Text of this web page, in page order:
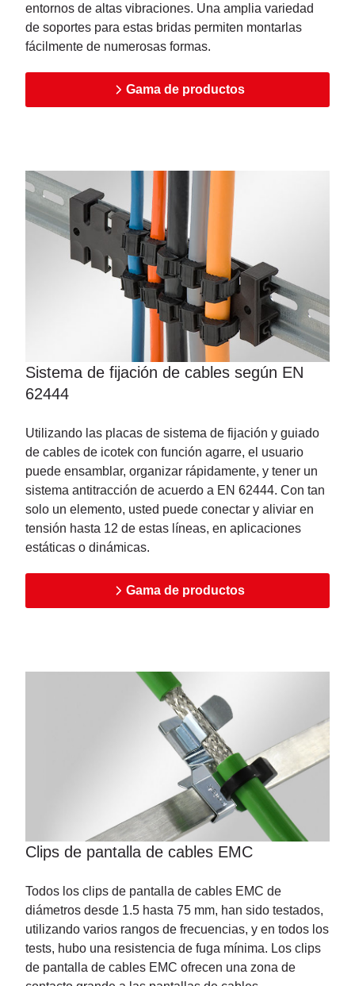
entornos de altas vibraciones. Una amplia variedad
de soportes para estas bridas permiten montarlas
fácilmente de numerosas formas.
Gama de productos
Sistema de fijación de cables según EN
62444
Utilizando las placas de sistema de fijación y guiado
de cables de icotek con función agarre, el usuario
puede ensamblar, organizar rápidamente, y tener un
sistema antitracción de acuerdo a EN 62444. Con tan
solo un elemento, usted puede conectar y aliviar en
tensión hasta 12 de estas líneas, en aplicaciones
estáticas o dinámicas.
Gama de productos
Clips de pantalla de cables EMC
Todos los clips de pantalla de cables EMC de
diámetros desde 1.5 hasta 75 mm, han sido testados,
utilizando varios rangos de frecuencias, y en todos los
tests, hubo una resistencia de fuga mínima. Los clips
de pantalla de cables EMC ofrecen una zona de